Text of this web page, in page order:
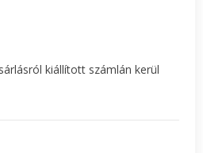
kiállított számlán kerül